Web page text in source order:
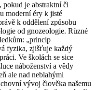
pokud je abstraktní či
moderní éry k jisté
k oddělení způsobu
od gnozeologie. Různé
„princip
fyzika, zjišťuje každý
Ve školách se sice
náboženství a vědy
ale nad neblahými
vývoj člověka našemu